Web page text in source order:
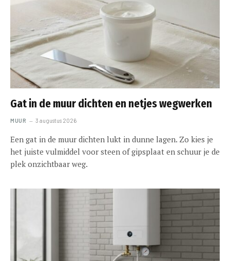
Gat in de muur dichten en netjes wegwerken
MUUR 3 augustus 2026
Een gat in de muur dichten lukt in dunne lagen. Zo kies je
het juiste vulmiddel voor steen of gipsplaat en schuur je de
plek onzichtbaar weg.